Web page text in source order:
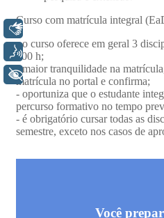
Libras
Voz
+ Acessibilidade